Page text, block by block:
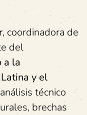
, coordinadora de
del
a la
y el
técnico
brechas